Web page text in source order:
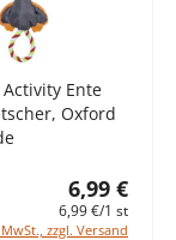
Ente
Oxford
6,99 €
6,99 €/1 st
zzgl. Versand